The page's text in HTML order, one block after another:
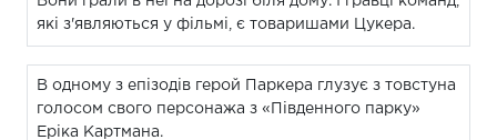
які з'являються у фільмі, є товаришами Цукера.
В одному з епізодів герой Паркера глузує з товстуна
голосом свого персонажа з «Південного парку»
Еріка Картмана.